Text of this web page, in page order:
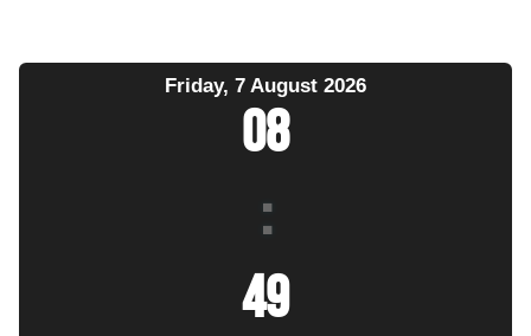
Friday, 7 August 2026
08
:
49